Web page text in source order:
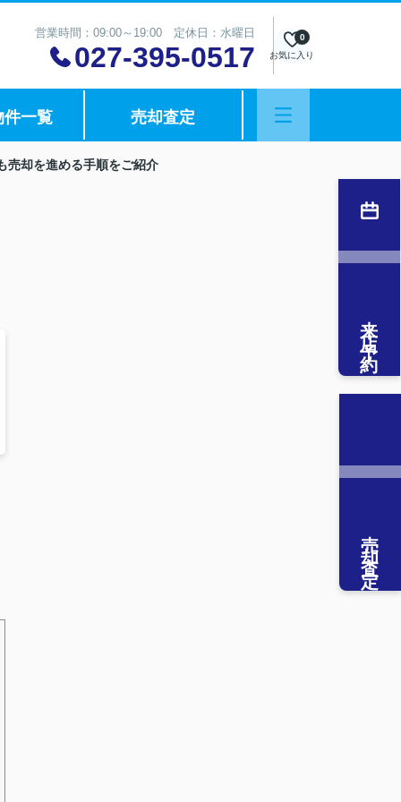
営業時間：09:00～19:00 定休日：水曜日
027-395-0517 お気に入り
0
件一覧 売却査定
売却を進める手順をご紹介
来店予約
売却査定